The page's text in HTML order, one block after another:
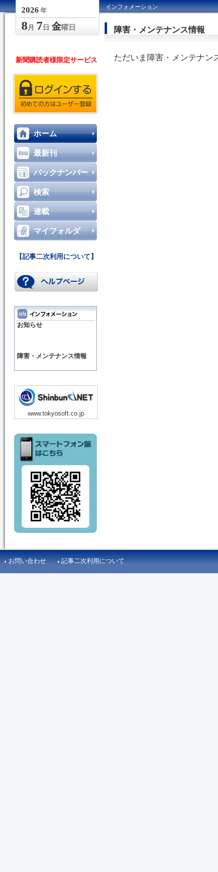
2026 年
8 月 7 日 金曜日
インフォメーション
新聞購読者様限定サービス
ホーム
最新刊
バックナンバー
検索
連載
マイフォルダ
【記事二次利用について】
お知らせ
障害・メンテナンス情報
www.tokyosoft.co.jp
障害・メンテナンス情報
ただいま障害・メンテナン
お問い合わせ 記事二次利用について